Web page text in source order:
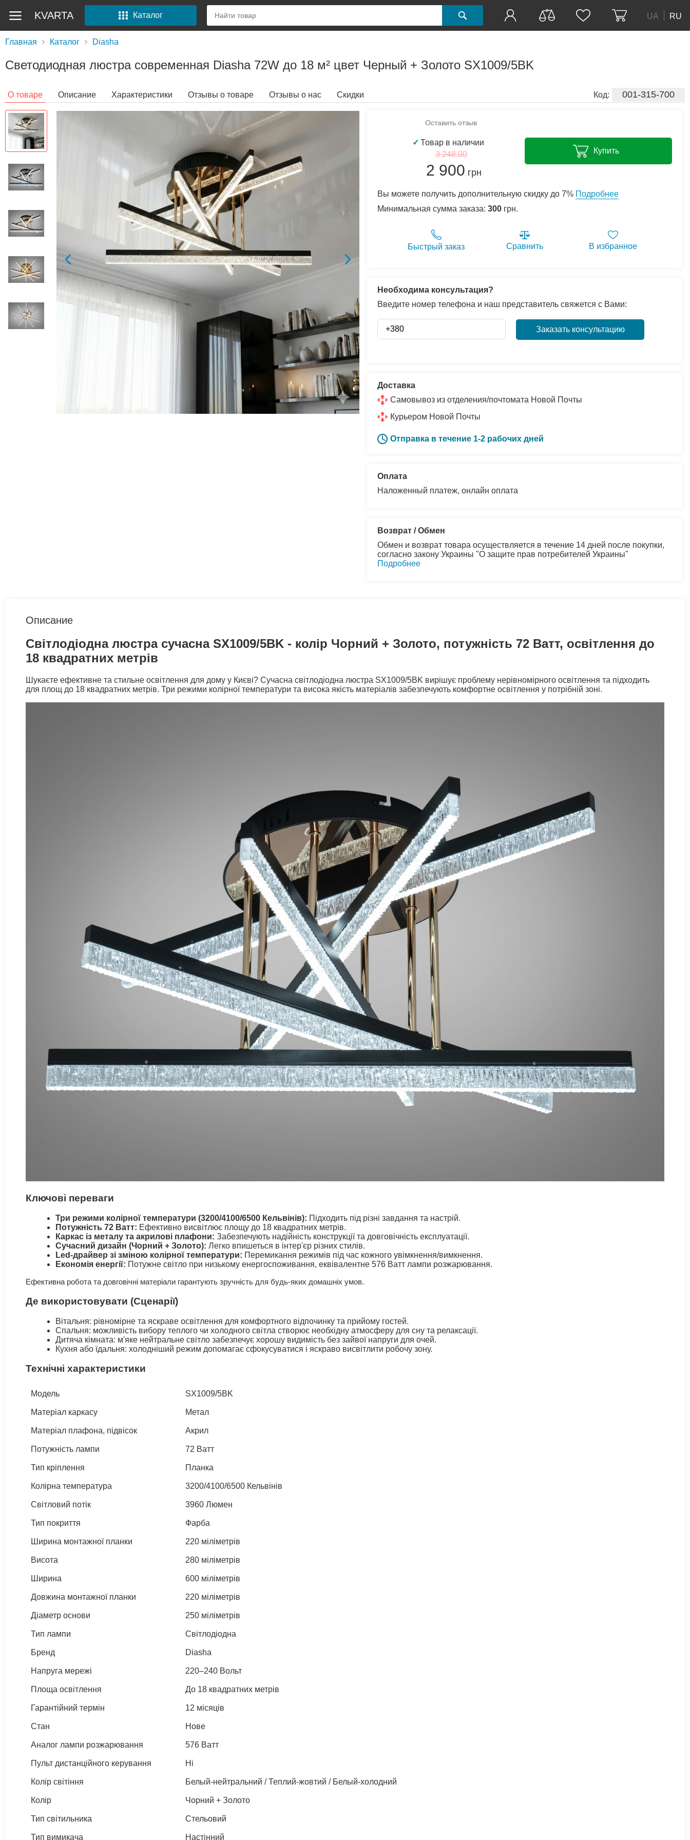
UA RU
KVARTA Каталог
Главная Каталог Diasha
Светодиодная люстра современная Diasha 72W до 18 м² цвет Черный + Золото SX1009/5BK
Код: 001-315-700
О товаре Описание Характеристики Отзывы о товаре Отзывы о нас Скидки
Оставить отзыв
✓ Товар в наличии
3 248.00
2 900 грн
Купить
Вы можете получить дополнительную скидку до 7% Подробнее
Минимальная сумма заказа: 300 грн.
Быстрый заказ Сравнить В избранное
Необходима консультация?
Введите номер телефона и наш представитель свяжется с Вами:
Заказать консультацию
Доставка
Самовывоз из отделения/почтомата Новой Почты
Курьером Новой Почты
Отправка в течение 1-2 рабочих дней
Оплата
Наложенный платеж, онлайн оплата
Возврат / Обмен
Обмен и возврат товара осуществляется в течение 14 дней после покупки,
согласно закону Украины "О защите прав потребителей Украины"
Подробнее
Описание
Світлодіодна люстра сучасна SX1009/5BK - колір Чорний + Золото, потужність 72 Ватт, освітлення до
18 квадратних метрів
Шукаєте ефективне та стильне освітлення для дому у Києві? Сучасна світлодіодна люстра SX1009/5BK вирішує проблему нерівномірного освітлення та підходить
для площ до 18 квадратних метрів. Три режими колірної температури та висока якість матеріалів забезпечують комфортне освітлення у потрібній зоні.
Ключові переваги
Три режими колірної температури (3200/4100/6500 Кельвінів): Підходить під різні завдання та настрій.
Потужність 72 Ватт: Ефективно висвітлює площу до 18 квадратних метрів.
Каркас із металу та акрилові плафони: Забезпечують надійність конструкції та довговічність експлуатації.
Сучасний дизайн (Чорний + Золото): Легко впишеться в інтер'єр різних стилів.
Led-драйвер зі зміною колірної температури: Перемикання режимів під час кожного увімкнення/вимкнення.
Економія енергії: Потужне світло при низькому енергоспоживання, еквівалентне 576 Ватт лампи розжарювання.
Ефективна робота та довговічні матеріали гарантують зручність для будь-яких домашніх умов.
Де використовувати (Сценарії)
Вітальня: рівномірне та яскраве освітлення для комфортного відпочинку та прийому гостей.
Спальня: можливість вибору теплого чи холодного світла створює необхідну атмосферу для сну та релаксації.
Дитяча кімната: м'яке нейтральне світло забезпечує хорошу видимість без зайвої напруги для очей.
Кухня або їдальня: холодніший режим допомагає сфокусуватися і яскраво висвітлити робочу зону.
Технічні характеристики
Модель SX1009/5BK
Матеріал каркасу Метал
Матеріал плафона, підвісок Акрил
Потужність лампи 72 Ватт
Тип кріплення Планка
Колірна температура 3200/4100/6500 Кельвінів
Світловий потік 3960 Люмен
Тип покриття Фарба
Ширина монтажної планки 220 міліметрів
Висота 280 міліметрів
Ширина 600 міліметрів
Довжина монтажної планки 220 міліметрів
Діаметр основи 250 міліметрів
Тип лампи Світлодіодна
Бренд Diasha
Напруга мережі 220–240 Вольт
Площа освітлення До 18 квадратних метрів
Гарантійний термін 12 місяців
Стан Нове
Аналог лампи розжарювання 576 Ватт
Пульт дистанційного керування Ні
Колір світіння Белый-нейтральний / Теплий-жовтий / Белый-холодний
Колір Чорний + Золото
Тип світильника Стельовий
Тип вимикача Настінний